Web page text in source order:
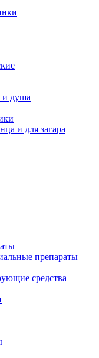
и душа
и для загара
препараты
средства